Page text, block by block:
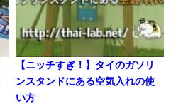
【ニッチすぎ！】タイのガソリ
ンスタンドにある空気入れの使
い方